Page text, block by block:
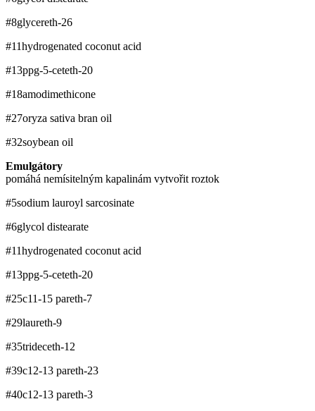
#8glycereth-26
#11hydrogenated coconut acid
#13ppg-5-ceteth-20
#18amodimethicone
#27oryza sativa bran oil
#32soybean oil
Emulgátory
pomáhá nemísitelným kapalinám vytvořit roztok
#5sodium lauroyl sarcosinate
#6glycol distearate
#11hydrogenated coconut acid
#13ppg-5-ceteth-20
#25c11-15 pareth-7
#29laureth-9
#35trideceth-12
#39c12-13 pareth-23
#40c12-13 pareth-3